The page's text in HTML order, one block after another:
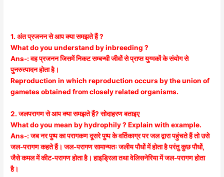
1. अंत प्रजनन से आप क्या समझते हैं ?
What do you understand by inbreeding ?
Ans-: वह प्रजनन जिसमें निकट सम्बन्धी जीवों से प्राप्त युग्मकों के संयोग से
पुनरुत्पादन होता है।
Reproduction in which reproduction occurs by the union of
gametes obtained from closely related organisms.
2. जलपरागण से आप क्या समझते हैं? सोदाहरण बताइए
What do you mean by hydrophily ? Explain with example.
Ans-: जब नर पुष्प का परागकण दूसरे पुष्प के वर्तिकाग्र पर जल द्वारा पहुंचते हैं तो उसे
जल-परागण कहते हैं। जल-परागण सामान्यतः जलीय पौधों में होता है परंतु कुछ पौधों,
जैसे कमल में कीट-परागण होता है। हाइड्रिला तथा वेलिसनेरिया में जल-परागण होता
है।